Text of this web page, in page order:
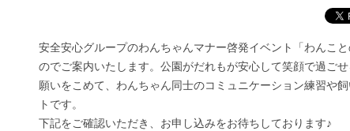
安全安心グループのわんちゃんマナー啓発イベント「わんこ
のでご案内いたします。公園がだれもが安心して笑顔で過ご
願いをこめて、わんちゃん同士のコミュニケーション練習や
トです。
下記をご確認いただき、お申し込みをお待ちしております♪